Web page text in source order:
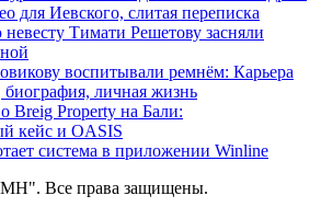
для Иевского, слитая переписка
Тимати Решетову засняли
воспитывали ремнём: Карьера
биография, личная жизнь
Breig Property на Бали:
кейс и OASIS
система в приложении Winline
Все права защищены.